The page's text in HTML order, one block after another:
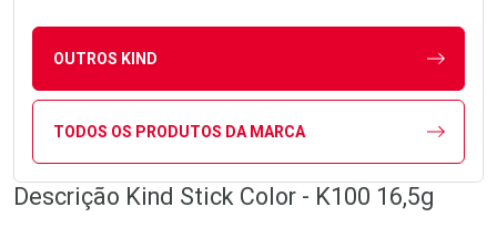
OUTROS KIND
TODOS OS PRODUTOS DA MARCA
Descrição Kind Stick Color - K100 16,5g